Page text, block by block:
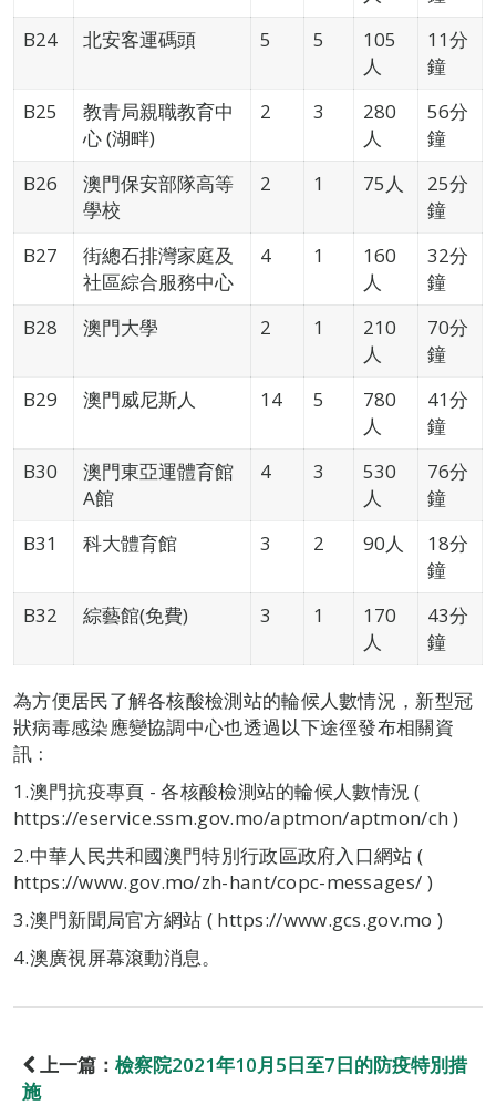
B24
北安客運碼頭 5 5
105
人
11分
鐘
B25
教青局親職教育中
心 (湖畔)
2 3
280
人
56分
鐘
B26
澳門保安部隊高等
學校
2 1 75人
25分
鐘
B27
街總石排灣家庭及
社區綜合服務中心
4 1
160
人
32分
鐘
B28
澳門大學 2 1
210
人
70分
鐘
B29
澳門威尼斯人 14 5
780
人
41分
鐘
B30
澳門東亞運體育館
A館
4 3
530
人
76分
鐘
B31
科大體育館 3 2 90人
18分
鐘
B32
綜藝館(免費) 3 1
170
人
43分
鐘
為方便居民了解各核酸檢測站的輪候人數情況，新型冠
狀病毒感染應變協調中心也透過以下途徑發布相關資
訊﹕
1.澳門抗疫專頁 - 各核酸檢測站的輪候人數情況 (
https://eservice.ssm.gov.mo/aptmon/aptmon/ch )
2.中華人民共和國澳門特別行政區政府入口網站 (
https://www.gov.mo/zh-hant/copc-messages/ )
3.澳門新聞局官方網站 ( https://www.gcs.gov.mo )
4.澳廣視屏幕滾動消息。
上一篇： 檢察院2021年10月5日至7日的防疫特別措
施